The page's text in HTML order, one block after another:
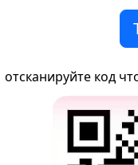
отсканируйте код